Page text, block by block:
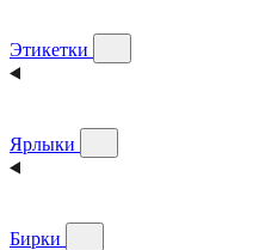
Этикетки
Ярлыки
Бирки